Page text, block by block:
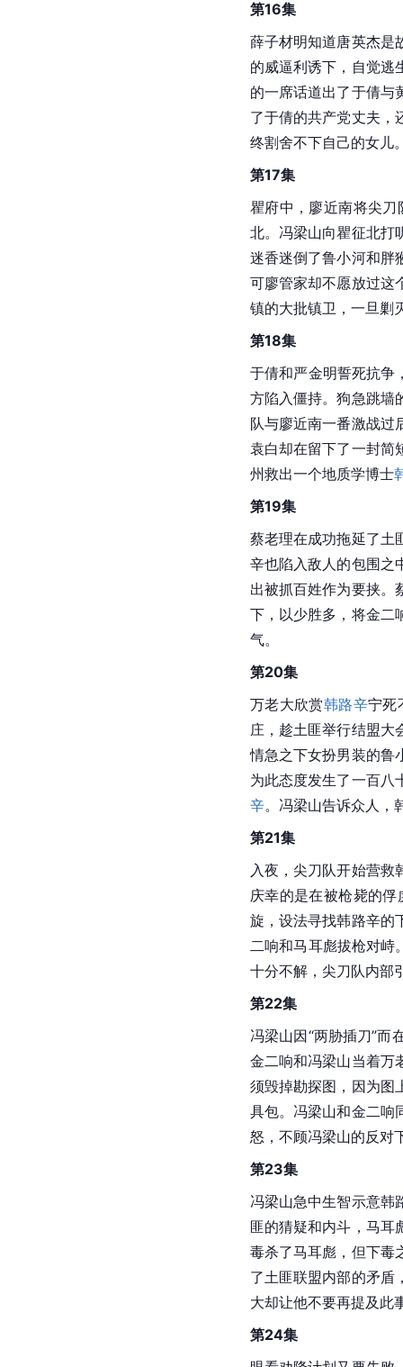
第16集
薛子材明知道唐英杰是
的威逼利诱下，自觉逃
的一席话道出了于倩与
了于倩的共产党丈夫，
终割舍不下自己的女儿
第17集
瞿府中，廖近南将尖
北。冯梁山向瞿征北打
迷香迷倒了鲁小河和胖
可廖管家却不愿放过这
镇的大批镇卫，一旦剿
第18集
于倩和严金明誓死抗争
方陷入僵持。狗急跳墙
队与廖近南一番激战过
袁白却在留下了一封简
州救出一个地质学博士
第19集
蔡老理在成功拖延了土
辛也陷入敌人的包围之
出被抓百姓作为要挟。
下，以少胜多，将金二
气。
第20集
万老大欣赏韩路辛宁死
庄，趁土匪举行结盟大
情急之下女扮男装的鲁
为此态度发生了一百八
辛。冯梁山告诉众人，
第21集
入夜，尖刀队开始营救
庆幸的是在被枪毙的
旋，设法寻找韩路辛的
二响和马耳彪拔枪对峙
十分不解，尖刀队内部
第22集
冯梁山因“两胁插刀”
金二响和冯梁山当着万
须毁掉勘探图，因为图
具包。冯梁山和金二响
怒，不顾冯梁山的反对
第23集
冯梁山急中生智示意韩
匪的猜疑和内斗，马耳
毒杀了马耳彪，但下毒
了土匪联盟内部的矛盾
大却让他不要再提及此
第24集